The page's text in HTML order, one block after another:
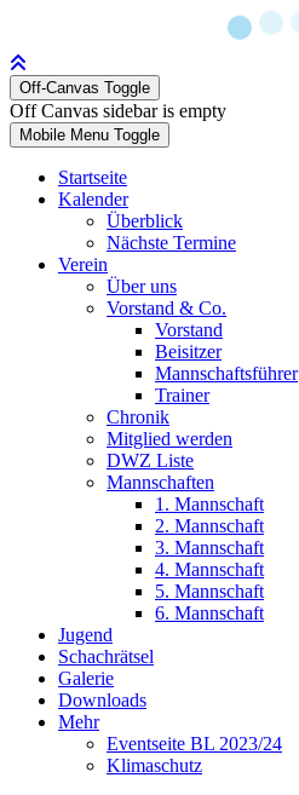
Off-Canvas Toggle
Off Canvas sidebar is empty
Mobile Menu Toggle
Startseite
Kalender
Überblick
Nächste Termine
Verein
Über uns
Vorstand & Co.
Vorstand
Beisitzer
Mannschaftsführer
Trainer
Chronik
Mitglied werden
DWZ Liste
Mannschaften
1. Mannschaft
2. Mannschaft
3. Mannschaft
4. Mannschaft
5. Mannschaft
6. Mannschaft
Jugend
Schachrätsel
Galerie
Downloads
Mehr
Eventseite BL 2023/24
Klimaschutz